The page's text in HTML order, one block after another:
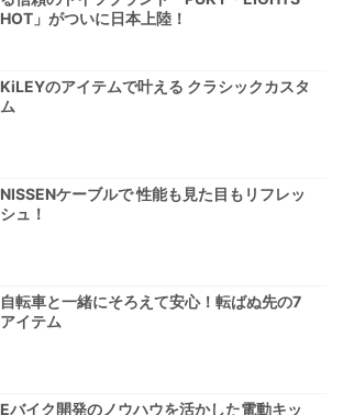
HOT」がついに日本上陸！
KiLEYのアイテムで叶える クラシックカスタ
ム
NISSENケーブルで 性能も見た目もリフレッ
シュ！
自転車と一緒にそろえて安心！転ばぬ先の7
アイテム
Eバイク開発のノウハウを活かした電動キッ